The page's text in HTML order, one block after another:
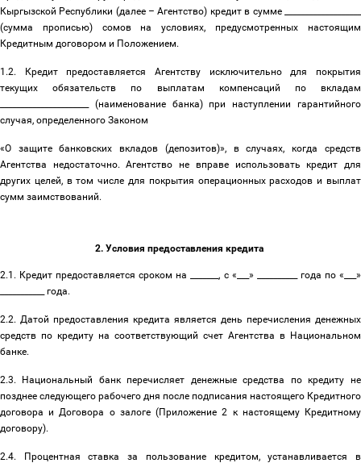
Кыргызской Республики (далее – Агентство) кредит в сумме ___________________
(сумма прописью) сомов на условиях, предусмотренных настоящим
Кредитным договором и Положением.
1.2. Кредит предоставляется Агентству исключительно для покрытия
текущих обязательств по выплатам компенсаций по вкладам
______________________ (наименование банка) при наступлении гарантийного
случая, определенного Законом
«О защите банковских вкладов (депозитов)», в случаях, когда средств
Агентства недостаточно. Агентство не вправе использовать кредит для
других целей, в том числе для покрытия операционных расходов и выплат
сумм заимствований.
2. Условия предоставления кредита
2.1. Кредит предоставляется сроком на _______, с «___» __________ года по «___»
___________ года.
2.2. Датой предоставления кредита является день перечисления денежных
средств по кредиту на соответствующий счет Агентства в Национальном
банке.
2.3. Национальный банк перечисляет денежные средства по кредиту не
позднее следующего рабочего дня после подписания настоящего Кредитного
договора и Договора о залоге (Приложение 2 к настоящему Кредитному
договору).
2.4. Процентная ставка за пользование кредитом, устанавливается в